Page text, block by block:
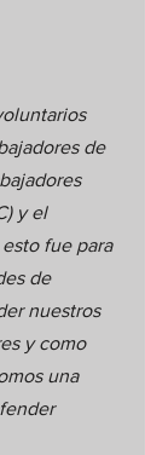
de
y el
fue para
de
nuestros
y como
una